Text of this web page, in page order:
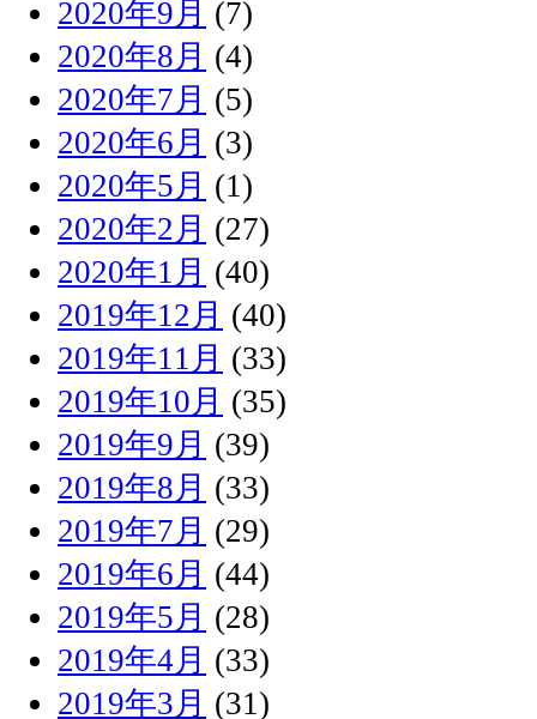
2020年9月 (7)
2020年8月 (4)
2020年7月 (5)
2020年6月 (3)
2020年5月 (1)
2020年2月 (27)
2020年1月 (40)
2019年12月 (40)
2019年11月 (33)
2019年10月 (35)
2019年9月 (39)
2019年8月 (33)
2019年7月 (29)
2019年6月 (44)
2019年5月 (28)
2019年4月 (33)
2019年3月 (31)